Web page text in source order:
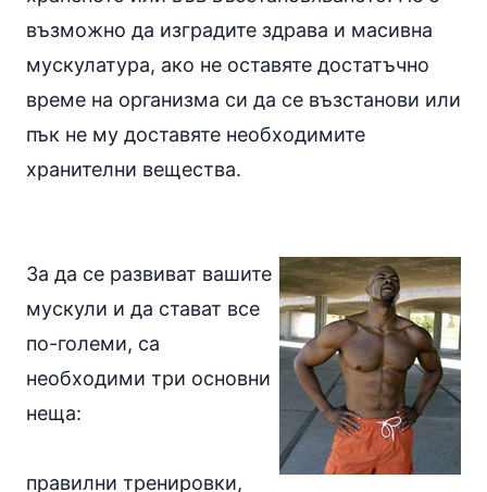
възможно да изградите здрава и масивна
мускулатура, ако не оставяте достатъчно
време на организма си да се възстанови или
пък не му доставяте необходимите
хранителни вещества.
За да се развиват вашите
мускули и да стават все
по-големи, са
необходими три основни
неща:
правилни тренировки,